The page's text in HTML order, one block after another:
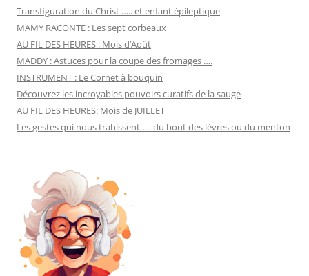
Transfiguration du Christ ….. et enfant épileptique
MAMY RACONTE : Les sept corbeaux
AU FIL DES HEURES : Mois d’Août
MADDY : Astuces pour la coupe des fromages ….
INSTRUMENT : Le Cornet à bouquin
Découvrez les incroyables pouvoirs curatifs de la sauge
AU FIL DES HEURES: Mois de JUILLET
Les gestes qui nous trahissent….. du bout des lèvres ou du menton